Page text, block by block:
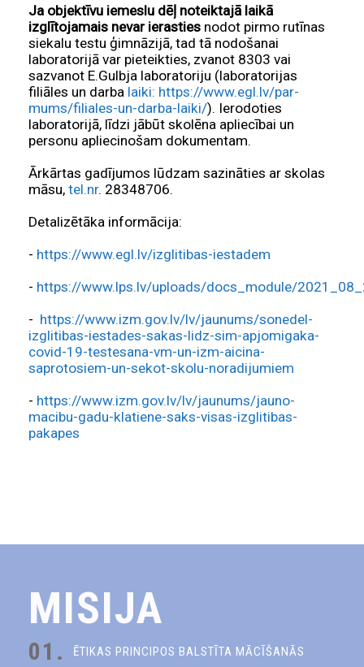
Ja objektīvu iemeslu dēļ noteiktajā laikā
izglītojamais nevar ierasties nodot pirmo rutīnas
siekalu testu ģimnāzijā, tad tā nodošanai
laboratorijā var pieteikties, zvanot 8303 vai
sazvanot E.Gulbja laboratoriju (laboratorijas
filiāles un darba laiki: https://www.egl.lv/par-
mums/filiales-un-darba-laiki/). Ierodoties
laboratorijā, līdzi jābūt skolēna apliecībai un
personu apliecinošam dokumentam.
Ārkārtas gadījumos lūdzam sazināties ar skolas
māsu, tel.nr. 28348706.
Detalizētāka informācija:
- https://www.egl.lv/izglitibas-iestadem
- https://www.lps.lv/uploads/docs_module/
- https://www.izm.gov.lv/lv/jaunums/sonedel-
izglitibas-iestades-sakas-lidz-sim-apjomigaka-
covid-19-testesana-vm-un-izm-aicina-
saprotosiem-un-sekot-skolu-noradijumiem
- https://www.izm.gov.lv/lv/jaunums/jauno-
macibu-gadu-klatiene-saks-visas-izglitibas-
pakapes
MISIJA
01.
ĒTIKAS PRINCIPOS BALSTĪTA MĀCĪŠANĀS